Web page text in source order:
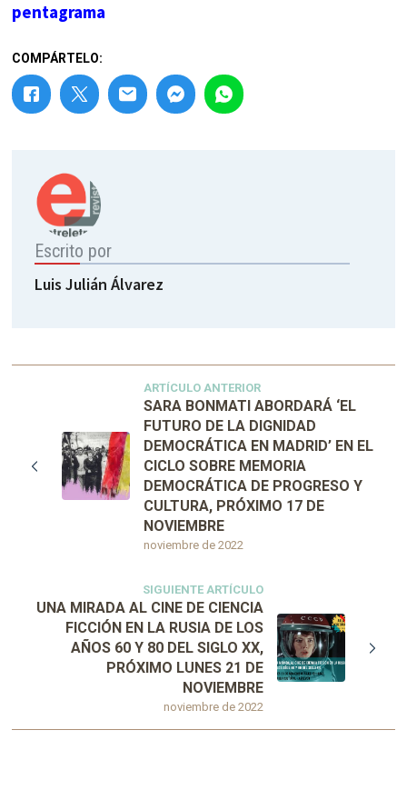
pentagrama
COMPÁRTELO:
Escrito por
Luis Julián Álvarez
ARTÍCULO ANTERIOR
noviembre de 2022
SARA BONMATI ABORDARÁ ‘EL
FUTURO DE LA DIGNIDAD
DEMOCRÁTICA EN MADRID’ EN EL
CICLO SOBRE MEMORIA
DEMOCRÁTICA DE PROGRESO Y
CULTURA, PRÓXIMO 17 DE
NOVIEMBRE
SIGUIENTE ARTÍCULO
noviembre de 2022
UNA MIRADA AL CINE DE CIENCIA
FICCIÓN EN LA RUSIA DE LOS
AÑOS 60 Y 80 DEL SIGLO XX,
PRÓXIMO LUNES 21 DE
NOVIEMBRE